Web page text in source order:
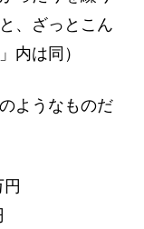
、ざっとこん
内は同）
ようなものだ